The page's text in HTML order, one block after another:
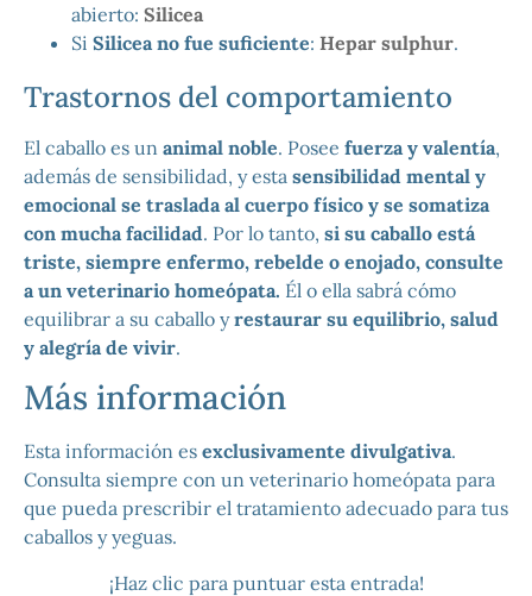
abierto: Silicea
Si Silicea no fue suficiente: Hepar sulphur.
Trastornos del comportamiento
El caballo es un animal noble. Posee fuerza y ​​valentía,
además de sensibilidad, y esta sensibilidad mental y
emocional se traslada al cuerpo físico y se somatiza
con mucha facilidad. Por lo tanto, si su caballo está
triste, siempre enfermo, rebelde o enojado, consulte
a un veterinario homeópata. Él o ella sabrá cómo
equilibrar a su caballo yrestaurar su equilibrio, salud
y alegría de vivir.
Más información
Esta información es exclusivamente divulgativa.
Consulta siempre con un veterinario homeópata para
que pueda prescribir el tratamiento adecuado para tus
caballos y yeguas.
¡Haz clic para puntuar esta entrada!